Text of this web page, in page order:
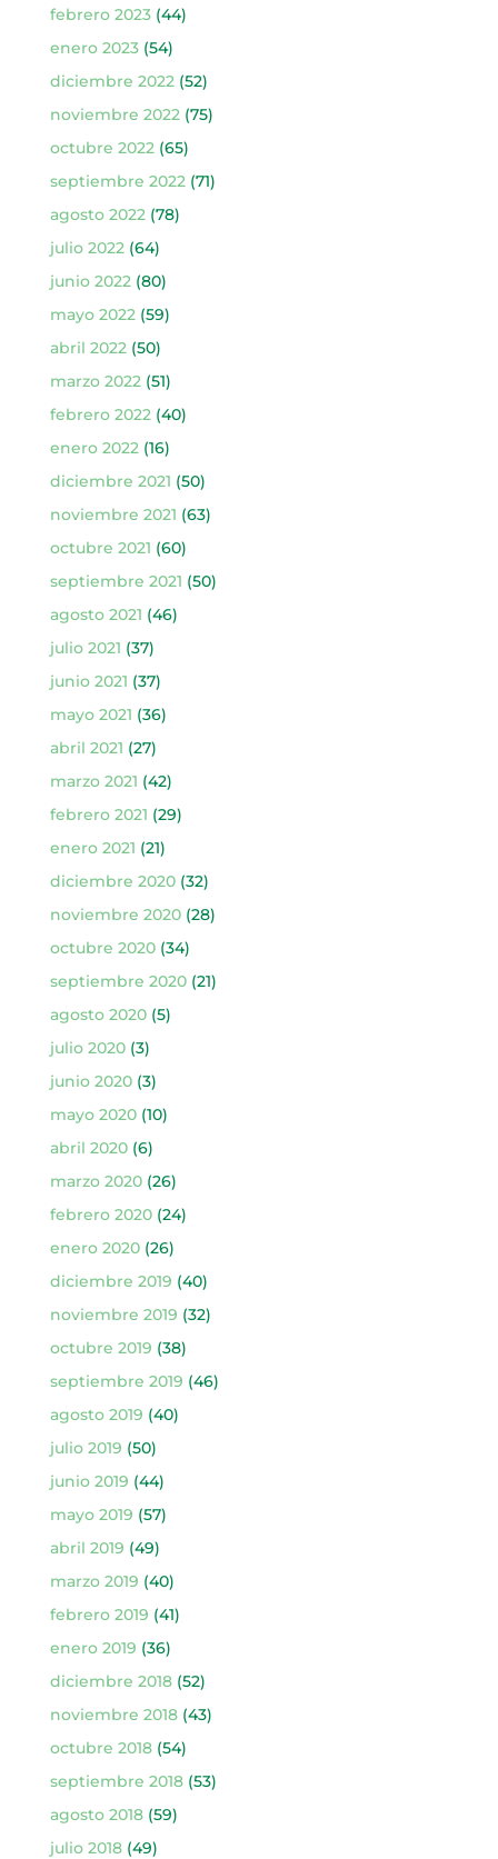
febrero 2023(44)
enero 2023(54)
diciembre 2022(52)
noviembre 2022(75)
octubre 2022(65)
septiembre 2022(71)
agosto 2022(78)
julio 2022(64)
junio 2022(80)
mayo 2022(59)
abril 2022(50)
marzo 2022(51)
febrero 2022(40)
enero 2022(16)
diciembre 2021 (50)
noviembre 2021 (63)
octubre 2021 (60)
septiembre 2021 (50)
agosto 2021 (46)
julio 2021 (37)
junio 2021 (37)
mayo 2021 (36)
abril 2021 (27)
marzo 2021 (42)
febrero 2021 (29)
enero 2021 (21)
diciembre 2020(32)
noviembre 2020(28)
octubre 2020(34)
septiembre 2020(21)
agosto 2020(5)
julio 2020(3)
junio 2020(3)
mayo 2020(10)
abril 2020(6)
marzo 2020(26)
febrero 2020(24)
enero 2020(26)
diciembre 2019 (40)
noviembre 2019 (32)
octubre 2019 (38)
septiembre 2019 (46)
agosto 2019 (40)
julio 2019 (50)
junio 2019 (44)
mayo 2019 (57)
abril 2019 (49)
marzo 2019 (40)
febrero 2019 (41)
enero 2019 (36)
diciembre 2018(52)
noviembre 2018(43)
octubre 2018(54)
septiembre 2018(53)
agosto 2018(59)
julio 2018(49)